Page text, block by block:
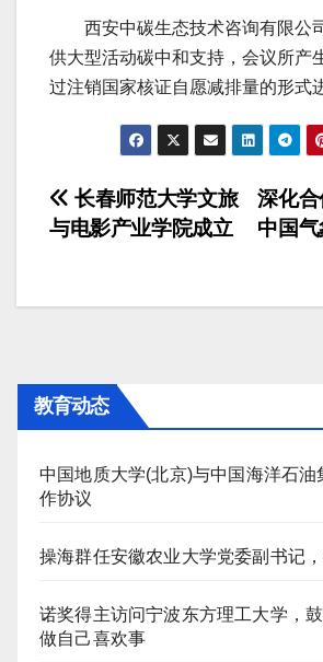
西安中碳生态技术咨询有限公
供大型活动碳中和支持，会议所产
过注销国家核证自愿减排量的形式
文
章
导
深化合
中国
长春师范大学文旅
与电影产业学院成立
教育动态
中国地质大学(北京)与中国海洋石油
作协议
操海群任安徽农业大学党委副书记
诺奖得主访问宁波东方理工大学，
做自己喜欢事